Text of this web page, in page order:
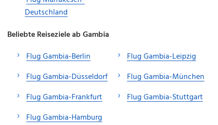
Deutschland
Beliebte Reiseziele ab Gambia
Flug Gambia-Berlin
Flug Gambia-Düsseldorf
Flug Gambia-Frankfurt
Flug Gambia-Hamburg
Flug Gambia-Leipzig
Flug Gambia-München
Flug Gambia-Stuttgart